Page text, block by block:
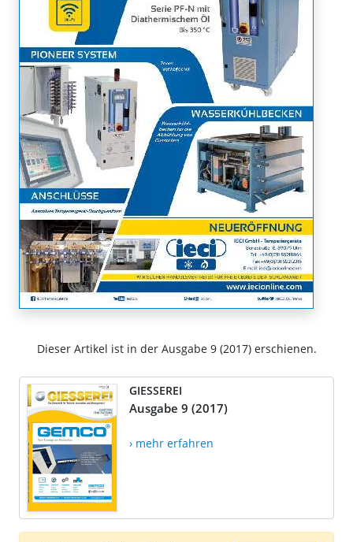
Dieser Artikel ist in der Ausgabe 9 (2017) erschienen.
GIESSEREI
Ausgabe 9 (2017)
› mehr erfahren